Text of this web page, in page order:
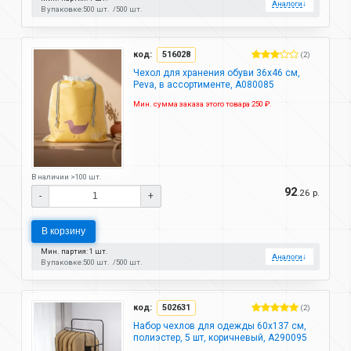
В упаковке:500 шт. 500 шт.
Аналоги↓
код: 516028 (2)
Чехол для хранения обуви 36х46 см,
Peva, в ассортименте, A080085
Мин. сумма заказа этого товара 250 ₽.
В наличии >100 шт.
- + 92.26 р.
В корзину
Мин. партия: 1 шт.
В упаковке:500 шт. 500 шт.
Аналоги↓
код: 502631 (2)
Набор чехлов для одежды 60х137 см,
полиэстер, 5 шт, коричневый, A290095